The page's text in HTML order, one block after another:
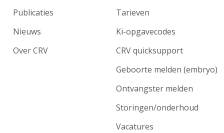
Publicaties
Nieuws
Over CRV
Tarieven
Ki-opgavecodes
CRV quicksupport
Geboorte melden (embryo)
Ontvangster melden
Storingen/onderhoud
Vacatures